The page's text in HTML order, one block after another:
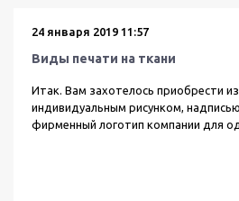
24 января 2019 11:57
Виды печати на ткани
Итак. Вам захотелось приобрести
индивидуальным рисунком,
фирменный логотип компании для